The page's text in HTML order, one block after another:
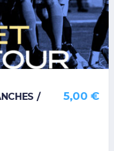
/
5,00 €